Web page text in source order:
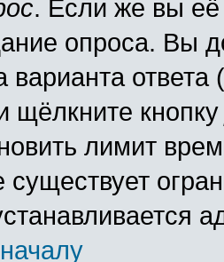
. Если же вы её
опроса. Вы
ответа
щёлкните
лимит